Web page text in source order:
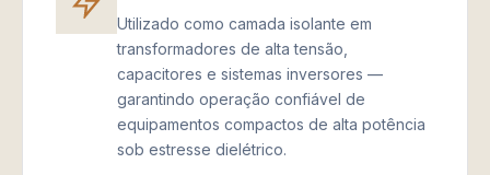
Utilizado como camada isolante em
transformadores de alta tensão,
capacitores e sistemas inversores —
garantindo operação confiável de
equipamentos compactos de alta potência
sob estresse dielétrico.